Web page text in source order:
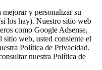
y personalizar su
los hay). Nuestro sitio web
como Google Adsense,
web, usted consiente el
Política de Privacidad.
nuestra Política de